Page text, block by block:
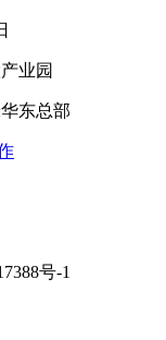
业园
东总部
号-1